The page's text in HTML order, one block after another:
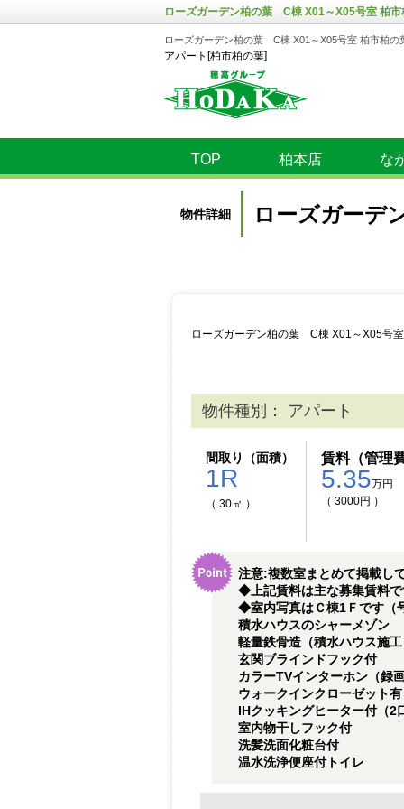
ローズガーデン柏の葉 C棟 X01～X05号室 柏
ローズガーデン柏の葉 C棟 X01～X05号室 柏市柏の
アパート[柏市柏の葉]
TOP 柏本店 な
物件詳細 ローズガーデ
ローズガーデン柏の葉 C棟 X01～X05号
物件種別： アパート
間取り（面積）
1R
（ 30㎡ ）
賃料（管理
5.35万円
（ 3000円 ）
注意:複数室まとめて掲載し
◆上記賃料は主な募集賃料
◆室内写真はＣ棟1Ｆです（
積水ハウスのシャーメゾン
軽量鉄骨造（積水ハウス施
玄関ブラインドフック付
カラーTVインターホン（録
ウォークインクローゼット有
IHクッキングヒーター付（2
室内物干しフック付
洗髪洗面化粧台付
温水洗浄便座付トイレ